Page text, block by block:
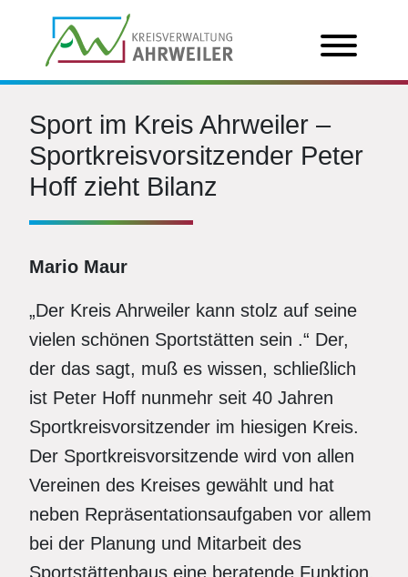
Sport im Kreis Ahrweiler –
Sportkreisvorsitzender Peter
Hoff zieht Bilanz
Mario Maur
„Der Kreis Ahrweiler kann stolz auf seine
vielen schönen Sportstätten sein .“ Der,
der das sagt, muß es wissen, schließlich
ist Peter Hoff nunmehr seit 40 Jahren
Sportkreisvorsitzender im hiesigen Kreis.
Der Sportkreisvorsitzende wird von allen
Vereinen des Kreises gewählt und hat
neben Repräsentationsaufgaben vor allem
bei der Planung und Mitarbeit des
Sportstättenbaus eine beratende Funktion.